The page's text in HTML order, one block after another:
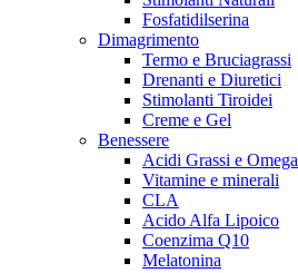
Fosfatidilserina
Dimagrimento
Termo e Bruciagrassi
Drenanti e Diuretici
Stimolanti Tiroidei
Creme e Gel
Benessere
Acidi Grassi e Omega
Vitamine e minerali
CLA
Acido Alfa Lipoico
Coenzima Q10
Melatonina